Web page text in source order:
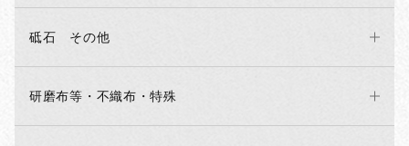
砥石 その他
研磨布等・不織布・特殊